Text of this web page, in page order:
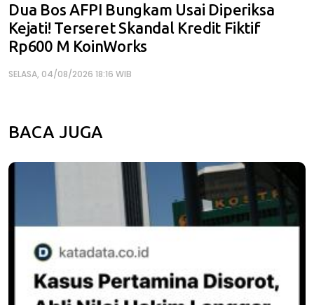
Dua Bos AFPI Bungkam Usai Diperiksa
Kejati! Terseret Skandal Kredit Fiktif
Rp600 M KoinWorks
SELASA, 04/08/2026 18:16 WIB
BACA JUGA